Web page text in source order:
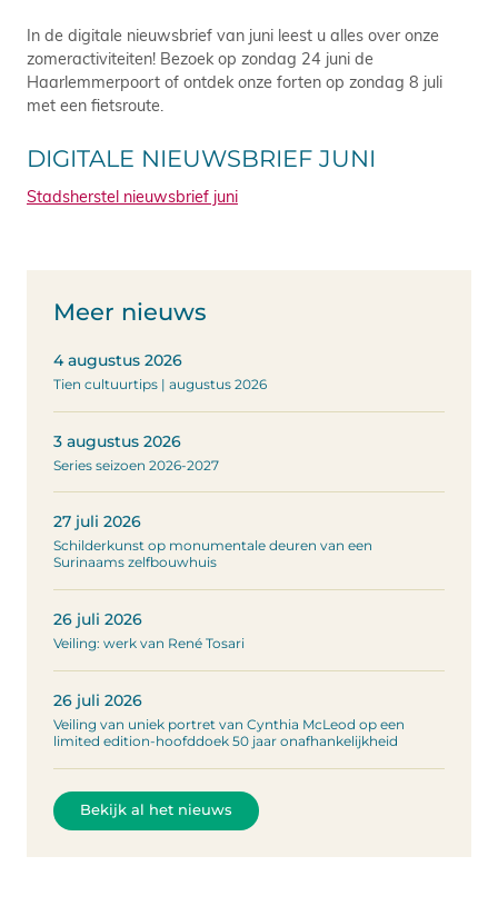
In de digitale nieuwsbrief van juni leest u alles over onze
zomeractiviteiten! Bezoek op zondag 24 juni de
Haarlemmerpoort of ontdek onze forten op zondag 8 juli
met een fietsroute.
DIGITALE NIEUWSBRIEF JUNI
Stadsherstel nieuwsbrief juni
Meer nieuws
4 augustus 2026
Tien cultuurtips | augustus 2026
3 augustus 2026
Series seizoen 2026-2027
27 juli 2026
Schilderkunst op monumentale deuren van een
Surinaams zelfbouwhuis
26 juli 2026
Veiling: werk van René Tosari
26 juli 2026
Veiling van uniek portret van Cynthia McLeod op een
limited edition-hoofddoek 50 jaar onafhankelijkheid
Bekijk al het nieuws